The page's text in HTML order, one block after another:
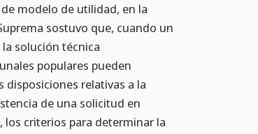
modelo de utilidad, en la
sostuvo que, cuando un
solución técnica
populares pueden
relativas a la
de una solicitud en
criterios para determinar la